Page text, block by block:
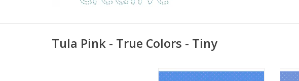
Tula Pink - True Colors - Tiny
blauw met lichtroze stipjes